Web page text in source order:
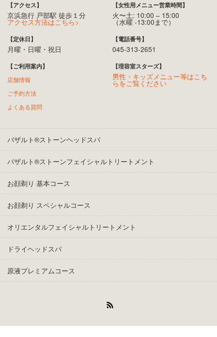
【アクセス】
京浜急行 戸部駅 徒歩１分
アクセス方法はこちら>
【女性用メニュー営業時間】
火〜土: 10:00 – 15:00
（水曜 -13:00まで）
【定休日】
月曜・日曜・祝日
【電話番号】
045-313-2651
【ご利用案内】
店舗情報
ご予約方法
よくある質問
【理容室スターズ】
男性・キッズメニュー等はこち
らをご覧ください
バザルト®ストーンヘッドスパ
バザルト®ストーンフェイシャルトリートメント
お顔剃り 基本コース
お顔剃り スペシャルコース
オリエンタルフェイシャルトリートメント
ドライヘッドスパ
原液プレミアムコース